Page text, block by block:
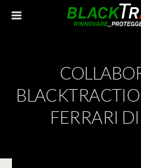
FERRARI